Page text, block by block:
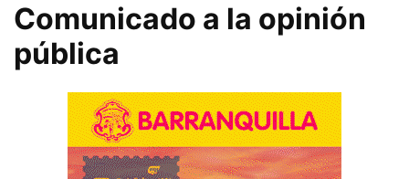
Comunicado a la opinión
pública